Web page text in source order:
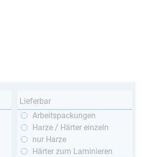
Lieferbar
Arbeitspackungen
Harze / Härter einzeln
nur Harze
Härter zum Laminieren